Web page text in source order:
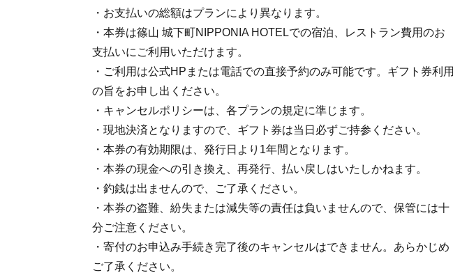
・お支払いの総額はプランにより異なります。
・本券は篠山 城下町NIPPONIA HOTELでの宿泊、レストラン費用のお
支払いにご利用いただけます。
・ご利用は公式HPまたは電話での直接予約のみ可能です。ギフト券利用
の旨をお申し出ください。
・キャンセルポリシーは、各プランの規定に準じます。
・現地決済となりますので、ギフト券は当日必ずご持参ください。
・本券の有効期限は、発行日より1年間となります。
・本券の現金への引き換え、再発行、払い戻しはいたしかねます。
・釣銭は出ませんので、ご了承ください。
・本券の盗難、紛失または減失等の責任は負いませんので、保管には十
分ご注意ください。
・寄付のお申込み手続き完了後のキャンセルはできません。あらかじめ
ご了承ください。